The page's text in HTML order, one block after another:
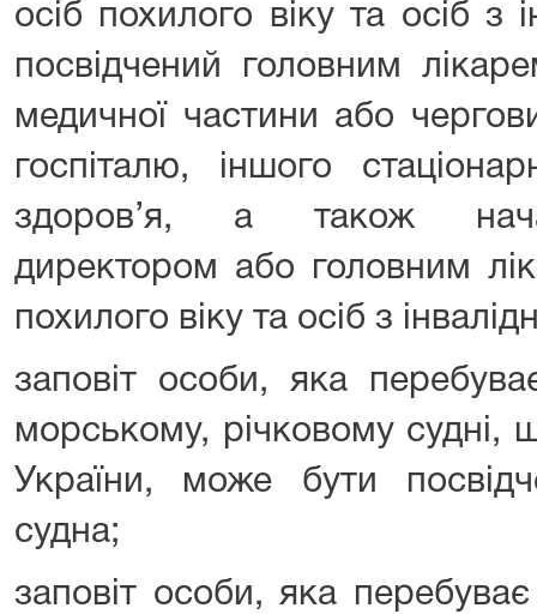
осіб похилого віку та осіб з
посвідчений головним
медичної частини або
госпіталю, іншого
здоров’я, а також
директором або головним
похилого віку та осіб з
заповіт особи, яка
морському, річковому судні,
України, може бути
судна;
заповіт особи, яка